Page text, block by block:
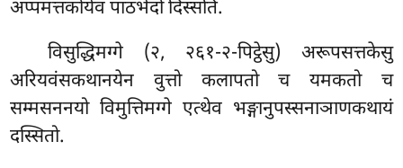
अप्पमत्तकोयेव पाठभेदो दिस्सति.
विसुद्धिमग्गे (२, २६१-२-पिट्ठेसु) अरूपसत्तकेसु
अरियवंसकथानयेन वुत्तो कलापतो च यमकतो च
सम्मसननयो विमुत्तिमग्गे एत्थेव भङ्गानुपस्सनाञाणकथायं
दस्सितो.